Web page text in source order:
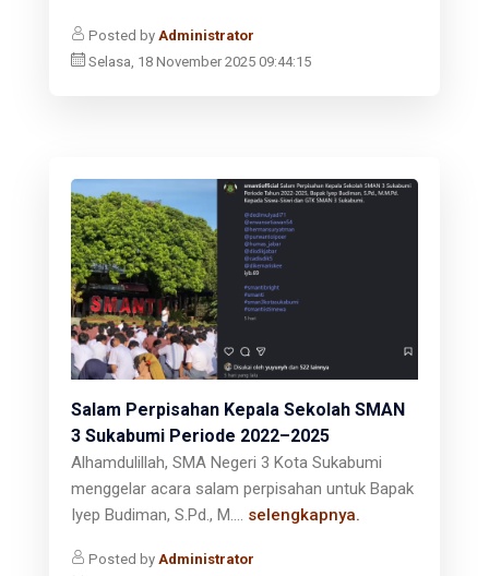
Posted by Administrator
Selasa, 18 November 2025 09:44:15
Salam Perpisahan Kepala Sekolah SMAN
3 Sukabumi Periode 2022–2025
Alhamdulillah, SMA Negeri 3 Kota Sukabumi
menggelar acara salam perpisahan untuk Bapak
Iyep Budiman, S.Pd., M.... selengkapnya.
Posted by Administrator